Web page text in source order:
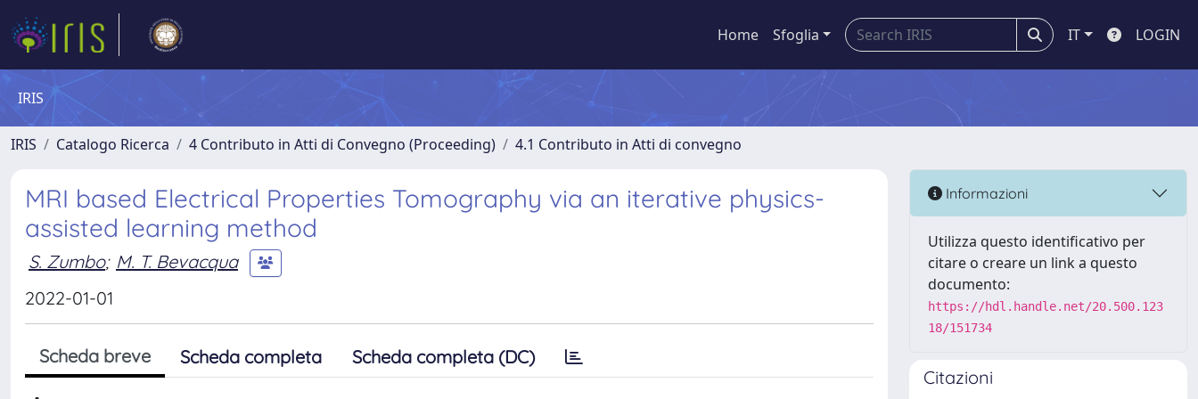
Home Sfoglia IT LOGIN
IRIS
IRIS Catalogo Ricerca 4 Contributo in Atti di Convegno (Proceeding) 4.1 Contributo in Atti di convegno
MRI based Electrical Properties Tomography via an iterative physics-
assisted learning method
S. Zumbo; M. T. Bevacqua
2022-01-01
Scheda breve Scheda completa Scheda completa (DC)
Informazioni
Utilizza questo identificativo per
citare o creare un link a questo
documento:
https://hdl.handle.net/20.500.123
18/151734
Citazioni